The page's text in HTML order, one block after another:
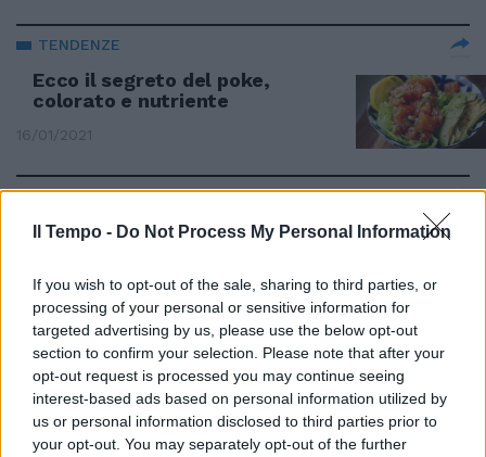
Il Tempo - Do Not Process My Personal Information
If you wish to opt-out of the sale, sharing to third parties, or
processing of your personal or sensitive information for
targeted advertising by us, please use the below opt-out
section to confirm your selection. Please note that after your
opt-out request is processed you may continue seeing
interest-based ads based on personal information utilized by
us or personal information disclosed to third parties prior to
your opt-out. You may separately opt-out of the further
TENDENZE
Ecco il segreto del poke,
colorato e nutriente
16/01/2021
NEL CUORE DELLA CAPITALE
Dal sushi brasiliano alla pinsa
13/12/2019
"VIA JAPAN" DALL'11 AL 13 OTTOBRE
Arriva a Roma il Giappone nel
piatto
05/10/2019